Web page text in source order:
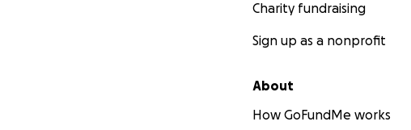
Charity fundraising
Sign up as a nonprofit
About
How GoFundMe works